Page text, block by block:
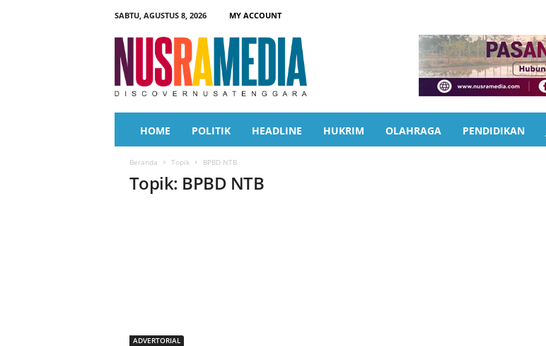
SABTU, AGUSTUS 8, 2026
MY ACCOUNT
a
HOME POLITIK HEADLINE HUKRIM OLAHRAGA PENDIDIKAN
Beranda Topik BPBD NTB
Topik: BPBD NTB
ADVERTORIAL